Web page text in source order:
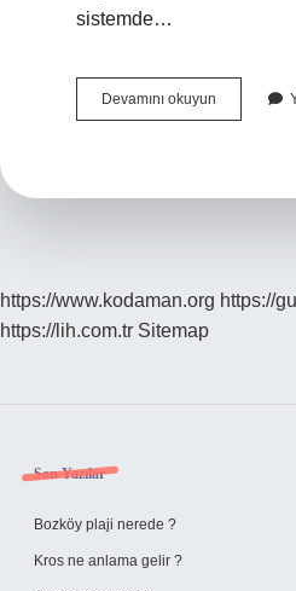
sistemde…
Devamını okuyun
Okul
https://www.kodaman.org https://
https://lih.com.tr Sitemap
Sidebar
Son Yazılar
Bozköy plaji nerede ?
Kros ne anlama gelir ?